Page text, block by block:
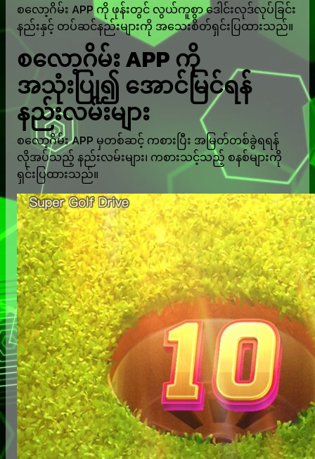
စလော့ဂိမ်း APP ကို ဖုန်းတွင် လွယ်ကူစွာ ဒေါင်းလုဒ်လုပ်ခြင်း
နည်းနှင့် တပ်ဆင်နည်းများကို အသေးစိတ်ရှင်းပြထားသည်။
စလော့ဂိမ်း APP ကို
အသုံးပြု၍ အောင်မြင်ရန်
နည်းလမ်းများ
စလော့ဂိမ်း APP မှတစ်ဆင့် ကစားပြီး အမြတ်တစ်ခွဲရရန်
လိုအပ်သည့် နည်းလမ်းများ၊ ကစားသင့်သည့် စနစ်များကို
ရှင်းပြထားသည်။